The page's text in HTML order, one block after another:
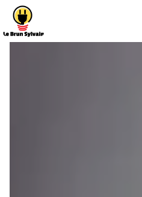
Panneau de gestion des cookies